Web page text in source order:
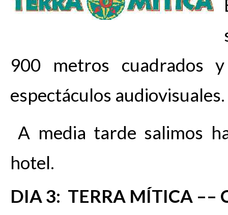
900 metros cuadrados
espectáculos audiovisuales.
A media tarde salimos
hotel.
DIA 3: TERRA MÍTICA ––